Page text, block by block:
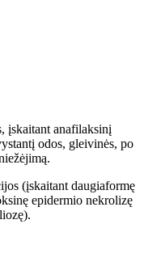
įskaitant anafilaksinį
odos, gleivinės, po
(įskaitant daugiaformę
epidermio nekrolizę